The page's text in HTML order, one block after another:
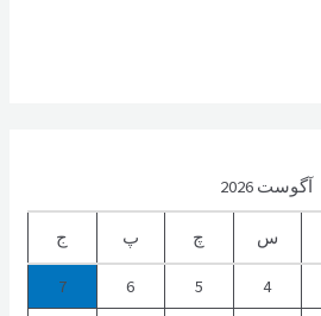
آگوست 2026
س چ پ ج
4
5
6
7